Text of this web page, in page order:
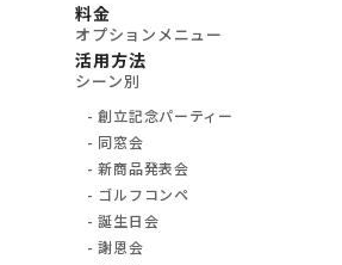
料金
オプションメニュー
活用方法
シーン別
創立記念パーティー
同窓会
新商品発表会
ゴルフコンペ
誕生日会
謝恩会